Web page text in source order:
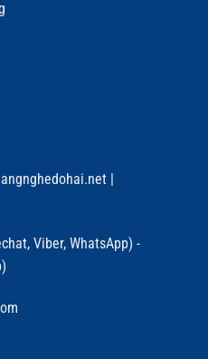
langnghedohai.net
Viber, WhatsApp) -